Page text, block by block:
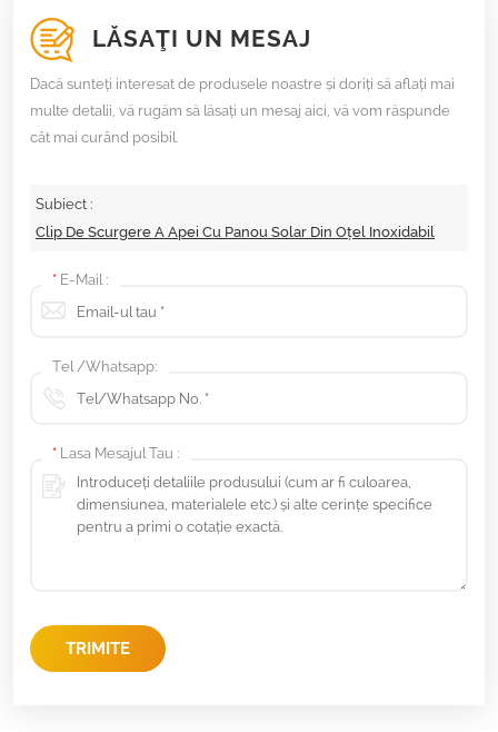
LĂSAŢI UN MESAJ
Dacă sunteți interesat de produsele noastre și doriți să aflați mai
multe detalii, vă rugăm să lăsați un mesaj aici, vă vom răspunde
cât mai curând posibil.
Subiect :
Clip De Scurgere A Apei Cu Panou Solar Din Oțel Inoxidabil
* E-Mail :
Tel /Whatsapp:
* Lasa Mesajul Tau :
TRIMITE